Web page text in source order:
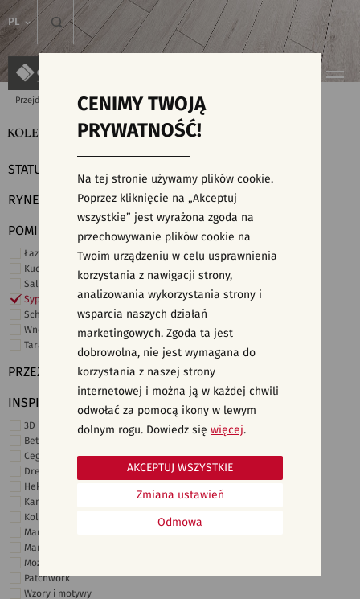
PL
Przejdź do strony głównej Kolekcje
KOLEKCJE WYSZUKIWARKA PŁYTEK
STATUS
RYNEK
POMIESZCZENIE
Łazienka
Kuchnia
Salon i hol
Sypialnia
Schody
Wnętrza komercyjne
Taras i ogród
PRZEZNACZENIE
INSPIRACJE
3D i struktury
Beton
Cegiełki
Drewno
Heksagonalne
Kamień
Kolor
Marmur
Marokańskie
Mozaika
Patchwork
Wzory i motywy
CENIMY TWOJĄ
PRYWATNOŚĆ!
Na tej stronie używamy plików cookie.
Poprzez kliknięcie na „Akceptuj
wszystkie” jest wyrażona zgoda na
przechowywanie plików cookie na
Twoim urządzeniu w celu usprawnienia
korzystania z nawigacji strony,
analizowania wykorzystania strony i
wsparcia naszych działań
marketingowych. Zgoda ta jest
dobrowolna, nie jest wymagana do
korzystania z naszej strony
internetowej i można ją w każdej chwili
odwołać za pomocą ikony w lewym
dolnym rogu. Dowiedz się więcej.
Odmowa
Zmiana ustawień
AKCEPTUJ WSZYSTKIE